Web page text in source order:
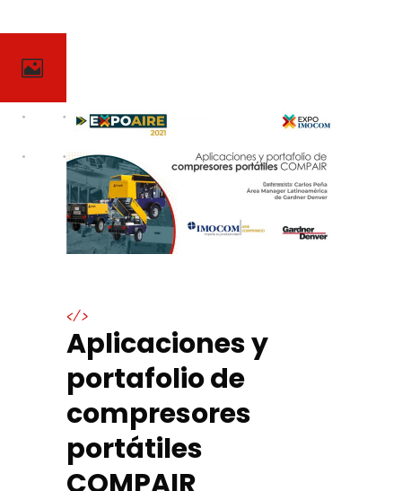
</>
Aplicaciones y
portafolio de
compresores
portátiles